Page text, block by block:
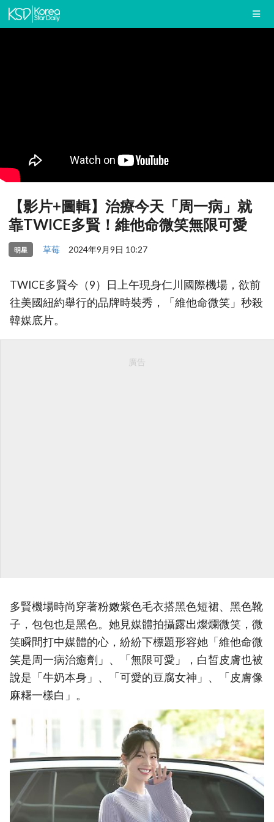
【影片+圖輯】治療今天「周一病」就
靠TWICE多賢！維他命微笑無限可愛
明星 草莓 2024年9月9日 10:27
TWICE多賢今（9）日上午現身仁川國際機場，欲前
往美國紐約舉行的品牌時裝秀，「維他命微笑」秒殺
韓媒底片。
廣告
多賢機場時尚穿著粉嫩紫色毛衣搭黑色短裙、黑色靴
子，包包也是黑色。她見媒體拍攝露出燦爛微笑，微
笑瞬間打中媒體的心，紛紛下標題形容她「維他命微
笑是周一病治癒劑」、「無限可愛」，白皙皮膚也被
說是「牛奶本身」、「可愛的豆腐女神」、「皮膚像
麻糬一樣白」。